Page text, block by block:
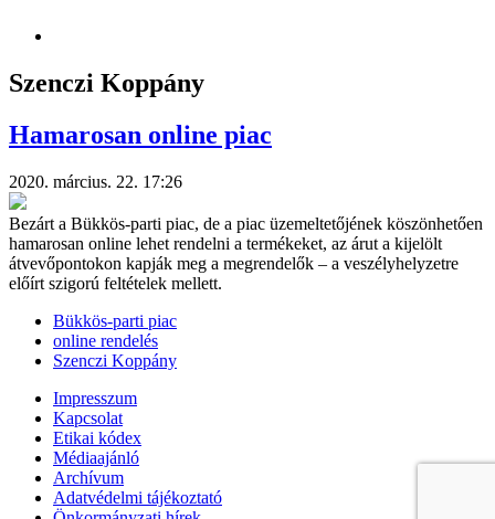
Szenczi Koppány
Hamarosan online piac
2020. március. 22. 17:26
Bezárt a Bükkös-parti piac, de a piac üzemeltetőjének köszönhetően
hamarosan online lehet rendelni a termékeket, az árut a kijelölt
átvevőpontokon kapják meg a megrendelők – a veszélyhelyzetre
előírt szigorú feltételek mellett.
Bükkös-parti piac
online rendelés
Szenczi Koppány
Impresszum
Kapcsolat
Etikai kódex
Médiaajánló
Archívum
Adatvédelmi tájékoztató